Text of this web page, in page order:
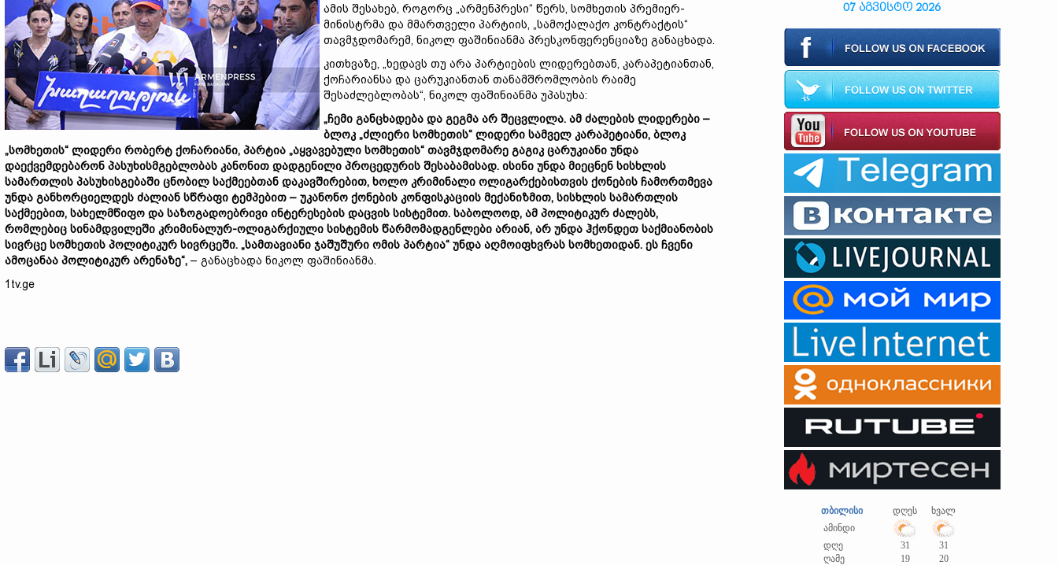
ამის შესახებ, როგორც „არმენპრესი“ წერს, სომხეთის პრემიერ-
მინისტრმა და მმართველი პარტიის, „სამოქალაქო კონტრაქტის“
თავმჯდომარემ, ნიკოლ ფაშინიანმა პრესკონფერენციაზე განაცხადა.
კითხვაზე, „ხედავს თუ არა პარტიების ლიდერებთან, კარაპეტიანთან,
ქოჩარიანსა და ცარუკიანთან თანამშრომლობის რაიმე
შესაძლებლობას“, ნიკოლ ფაშინიანმა უპასუხა:
„ჩემი განცხადება და გეგმა არ შეცვლილა. ამ ძალების ლიდერები –
ბლოკ „ძლიერი სომხეთის“ ლიდერი სამველ კარაპეტიანი, ბლოკ
„სომხეთის“ ლიდერი რობერტ ქოჩარიანი, პარტია „აყვავებული სომხეთის“ თავმჯდომარე გაგიკ ცარუკიანი უნდა
დაექვემდებარონ პასუხისმგებლობას კანონით დადგენილი პროცედურის შესაბამისად. ისინი უნდა მიეცნენ სისხლის
სამართლის პასუხისგებაში ცნობილ საქმეებთან დაკავშირებით, ხოლო კრიმინალი ოლიგარქებისთვის ქონების ჩამორთმევა
უნდა განხორციელდეს ძალიან სწრაფი ტემპებით – უკანონო ქონების კონფისკაციის მექანიზმით, სისხლის სამართლის
საქმეებით, სახელმწიფო და საზოგადოებრივი ინტერესების დაცვის სისტემით. საბოლოოდ, ამ პოლიტიკურ ძალებს,
რომლებიც სინამდვილეში კრიმინალურ-ოლიგარქიული სისტემის წარმომადგენლები არიან, არ უნდა ჰქონდეთ საქმიანობის
სივრცე სომხეთის პოლიტიკურ სივრცეში. „სამთავიანი ჯაშუშური ომის პარტია“ უნდა აღმოიფხვრას სომხეთიდან. ეს ჩვენი
ამოცანაა პოლიტიკურ არენაზე“, – განაცხადა ნიკოლ ფაშინიანმა.
1tv.ge
07 აგვისტო 2026
თბილისი დღეს
ხვალ
ამინდი
დღე
31
31
ღამე
19 20